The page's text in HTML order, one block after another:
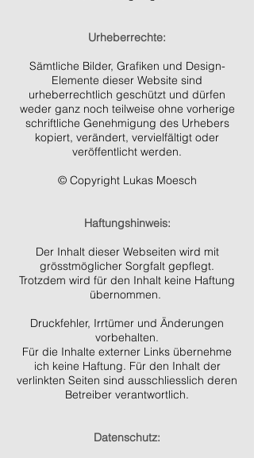
Urheberrechte:
Sämtliche Bilder, Grafiken und Design-
Elemente dieser Website sind
urheberrechtlich geschützt und dürfen
weder ganz noch teilweise ohne vorherige
schriftliche Genehmigung des Urhebers
kopiert, verändert, vervielfältigt oder
veröffentlicht werden.
© Copyright Lukas Moesch
Haftungshinweis:
Der Inhalt dieser Webseiten wird mit
grösstmöglicher Sorgfalt gepflegt.
Trotzdem wird für den Inhalt keine Haftung
übernommen.
Druckfehler, Irrtümer und Änderungen
vorbehalten.
Für die Inhalte externer Links übernehme
ich keine Haftung. Für den Inhalt der
verlinkten Seiten sind ausschliesslich deren
Betreiber verantwortlich.
Datenschutz: